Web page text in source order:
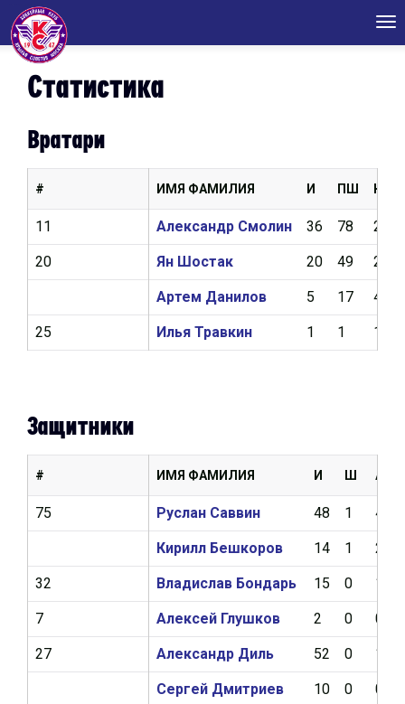
Статистика
Вратари
ИМЯ ФАМИЛИЯ И ПШ КН
Александр Смолин 36 78 2,53
Ян Шостак 20 49 2,82
Артем Данилов 5 17 4,19
Илья Травкин 1 1
#
11
20
25
Защитники
ИМЯ ФАМИЛИЯ И Ш А
Руслан Саввин 48 1 4
Кирилл Бешкоров 14 1 2
Владислав Бондарь 15 0 1
Алексей Глушков 2 0 0
Александр Диль 52 0 1
Сергей Дмитриев 10 0 0
#
75
32
7
27